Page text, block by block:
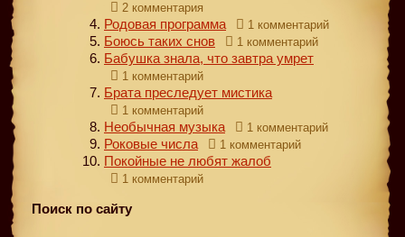
2 комментария
Родовая программа 1 комментарий
Боюсь таких снов 1 комментарий
Бабушка знала, что завтра умрет
1 комментарий
Брата преследует мистика
1 комментарий
Необычная музыка 1 комментарий
Роковые числа 1 комментарий
Покойные не любят жалоб
1 комментарий
Поиск по сайту